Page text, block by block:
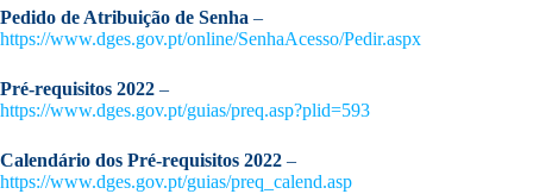
Pedido de Atribuição de Senha –
https://www.dges.gov.pt/online/SenhaAcesso/Pedir.aspx
Pré-requisitos 2022 –
https://www.dges.gov.pt/guias/preq.asp?plid=593
Calendário dos Pré-requisitos 2022 –
https://www.dges.gov.pt/guias/preq_calend.asp